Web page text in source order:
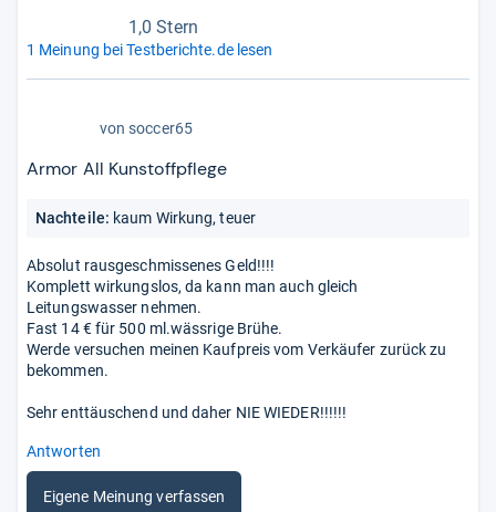
1,0 Stern
1 Meinung bei Testberichte.de lesen
5
von soccer65
Armor All Kunstoffpflege
Nachteile: kaum Wirkung, teuer
Absolut rausgeschmissenes Geld!!!!
Komplett wirkungslos, da kann man auch gleich
Leitungswasser nehmen.
Fast 14 € für 500 ml.wässrige Brühe.
Werde versuchen meinen Kaufpreis vom Verkäufer zurück zu
bekommen.
Sehr enttäuschend und daher NIE WIEDER!!!!!!
Antworten
Eigene Meinung verfassen